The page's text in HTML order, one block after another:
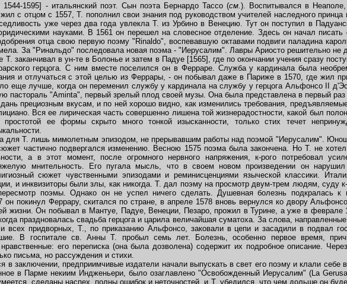
1544-1595] - итальянский поэт. Сын поэта Бернардо Тассо (см.). Воспитывался в
жил с отцом с 1557, Т. пополнил свои знания под руководством учителей наследного
уже через два года увлекла Т. из Урбино в Венецию. Тут он поступил в
науками. В 1561 он перешел на словесное отделение. Здесь он начал
отца свою первую поэму "Rinaldo", воспевавшую октавами подвиги паладина
За "Ринальдо" последовала новая поэма - "Иерусалим". Лавры Ариосто решительно не
Т. заканчивал в ун-те в Болонье и затем в Падуе [1565], где по окончании учения сразу
герцога. С ним вместе поселился он в Ферраре. Служба у кардинала была
и отлучаться с этой целью из Феррары, - он побывал даже в Париже в 1570, где жил
еще лучше, когда он переменил службу у кардинала на службу у герцога Альфонсо II
пастораль "Aminta", первый зрелый плод своей музы. Она была представлена в первый раз
прециозным вкусам, и по ней хорошо видно, как изменились требования,
Вся ее лирическая часть совершенно лишена той жизнерадостности, какой был
ее формы скрыто много тонкой изысканности, только стих течет
Т. лишь мимолетным эпизодом, не прерывавшим работы над поэмой "Иерусалим".
частично подвергался изменению. Весною 1575 поэма была закончена. Но Т. не
а в этот момент, после огромного нервного напряжения, к-рого потребовал
мнительность. Его пугала мысль, что в своем новом произведении он
сюжет чувственными эпизодами и реминисценциями языческой классики.
и инквизиторы были злы, как никогда. Т. дал поэму на просмотр двум-трем людям, суду
поэмы. Однако он не успел ничего сделать. Душевная болезнь подкралась к
он покинул Феррару, скитался по стране, в апреле 1578 вновь вернулся ко двору
жизни. Он побывал в Мантуе, Падуе, Венеции, Пезаро, прожил в Турине, а уже в феврале
праздновалась свадьба герцога и царила величайшая суматоха. За слова,
и всех придворных, Т., по приказанию Альфонсо, заковали в цепи и засадили в подвал
В госпитале св. Анны Т. пробыл семь лет. Болезнь, особенно первое время,
его переписка (она была дозволена) содержит их подробное описание.
письма, но рассуждения и стихи.
в заключении, предприимчивые издатели начали выпускать в свет его поэму и клали
в Парме некиим Индженьери, было озаглавлено "Освобожденный Иерусалим" (La
сделаны наспех, полны ошибок и неточностей, и Т. убедился, что чем дольше он